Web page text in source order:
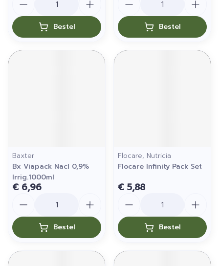
Bestel Bestel
Baxter
Bx Viapack Nacl 0,9%
Irrig.1000ml
€ 6,96
Bestel
Flocare, Nutricia
Flocare Infinity Pack Set
€ 5,88
Bestel